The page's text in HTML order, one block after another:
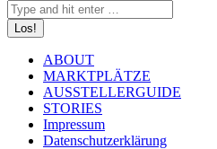
ABOUT
MARKTPLÄTZE
AUSSTELLERGUIDE
STORIES
Impressum
Datenschutzerklärung